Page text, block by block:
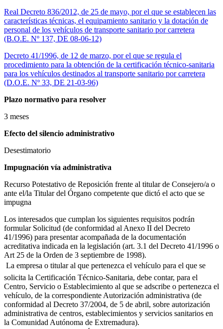
Real Decreto 836/2012, de 25 de mayo, por el que se establecen las
características técnicas, el equipamiento sanitario y la dotación de
personal de los vehículos de transporte sanitario por carretera
(B.O.E. Nº 137, DE 08-06-12)
Decreto 41/1996, de 12 de marzo, por el que se regula el
procedimiento para la obtención de la certificación técnico-sanitaria
para los vehículos destinados al transporte sanitario por carretera
(D.O.E. Nº 33, DE 21-03-96)
Plazo normativo para resolver
3 meses
Efecto del silencio administrativo
Desestimatorio
Impugnación ví­a administrativa
Recurso Potestativo de Reposición frente al titular de Consejero/a o
ante el/la Titular del Órgano competente que dictó el acto que se
impugna
Los interesados que cumplan los siguientes requisitos podrán
formular Solicitud (de conformidad al Anexo II del Decreto
41/1996) para presentar acompañada de la documentación
acreditativa indicada en la legislación (art. 3.1 del Decreto 41/1996 o
Art 25 de la Orden de 3 septiembre de 1998).
 La empresa o titular al que pertenezca el vehículo para el que se
solicita la Certificación Técnico-Sanitaria, debe contar, para el
Centro, Servicio o Establecimiento al que se adscribe o pertenezca el
vehículo, de la correspondiente Autorización administrativa (de
conformidad al Decreto 37/2004, de 5 de abril, sobre autorización
administrativa de centros, establecimientos y servicios sanitarios en
la Comunidad Autónoma de Extremadura).